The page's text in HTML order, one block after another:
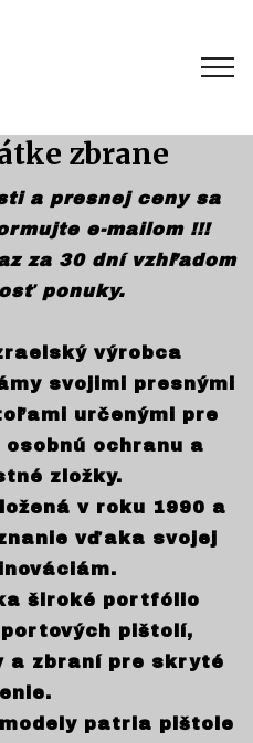
zbrane
a presnej ceny sa
e-mailom !!!
za 30 dní vzhľadom
ponuky.
výrobca
svojimi presnými
určenými pre
ochranu a
zložky.
v roku 1990 a
vďaka svojej
široké portfólio
pištolí,
a zbraní pre skryté
patria pištole